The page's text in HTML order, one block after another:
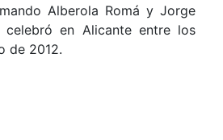
Alberola Romá y Jorge
celebró en Alicante entre los
de 2012.